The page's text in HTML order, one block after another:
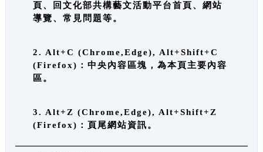
頁、回文化部共構藝文活動平台首頁、網站
導覽、常見問題等。
2. Alt+C (Chrome,Edge), Alt+Shift+C
(Firefox)：中央內容區塊，為本頁主要內容
區。
3. Alt+Z (Chrome,Edge), Alt+Shift+Z
(Firefox)：頁尾網站資訊。